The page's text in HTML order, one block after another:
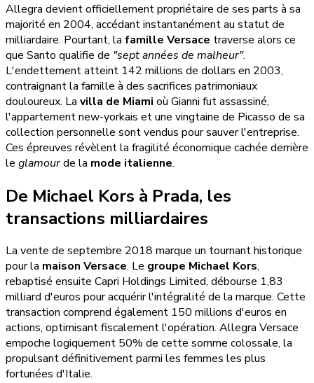
Allegra devient officiellement propriétaire de ses parts à sa
majorité en 2004, accédant instantanément au statut de
milliardaire. Pourtant, la famille Versace traverse alors ce
que Santo qualifie de "sept années de malheur".
L'endettement atteint 142 millions de dollars en 2003,
contraignant la famille à des sacrifices patrimoniaux
douloureux. La villa de Miami où Gianni fut assassiné,
l'appartement new-yorkais et une vingtaine de Picasso de sa
collection personnelle sont vendus pour sauver l'entreprise.
Ces épreuves révèlent la fragilité économique cachée derrière
le glamourde la mode italienne.
De Michael Kors à Prada, les
transactions milliardaires
La vente de septembre 2018 marque un tournant historique
pour la maison Versace. Le groupe Michael Kors,
rebaptisé ensuite Capri Holdings Limited, débourse 1,83
milliard d'euros pour acquérir l'intégralité de la marque. Cette
transaction comprend également 150 millions d'euros en
actions, optimisant fiscalement l'opération. Allegra Versace
empoche logiquement 50% de cette somme colossale, la
propulsant définitivement parmi les femmes les plus
fortunées d'Italie.